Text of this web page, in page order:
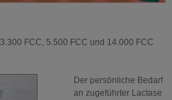
FCC, 5.500 FCC und 14.000 FCC
Der persönliche Bedarf
an zugeführter Lactase